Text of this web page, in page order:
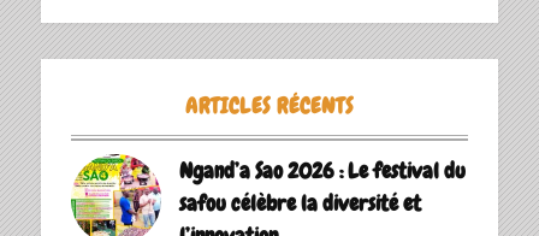
ARTICLES RÉCENTS
Ngand’a Sao 2026 : Le festival du
safou célèbre la diversité et